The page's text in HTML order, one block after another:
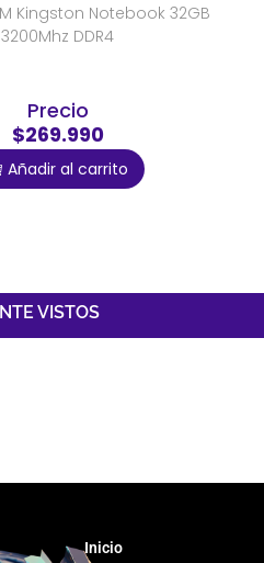
Kingston Notebook 32GB
3200Mhz DDR4
Precio
$269.990
Añadir al carrito
VISTOS
Inicio